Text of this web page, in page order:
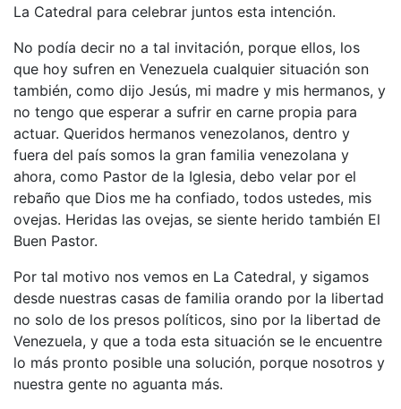
La Catedral para celebrar juntos esta intención.
No podía decir no a tal invitación, porque ellos, los
que hoy sufren en Venezuela cualquier situación son
también, como dijo Jesús, mi madre y mis hermanos, y
no tengo que esperar a sufrir en carne propia para
actuar. Queridos hermanos venezolanos, dentro y
fuera del país somos la gran familia venezolana y
ahora, como Pastor de la Iglesia, debo velar por el
rebaño que Dios me ha confiado, todos ustedes, mis
ovejas. Heridas las ovejas, se siente herido también El
Buen Pastor.
Por tal motivo nos vemos en La Catedral, y sigamos
desde nuestras casas de familia orando por la libertad
no solo de los presos políticos, sino por la libertad de
Venezuela, y que a toda esta situación se le encuentre
lo más pronto posible una solución, porque nosotros y
nuestra gente no aguanta más.